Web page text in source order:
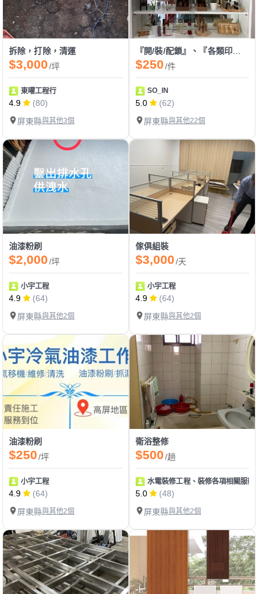
拆除，打除，清運
$3,000/坪
東曜工程行
4.9
(80)
屏東縣與其他3個
『開/裝/配鎖』、『各類印章製作』、『感應卡/遙控器拷貝』
$250/件
SO_IN
5.0
(62)
屏東縣與其他22個
油漆粉刷
$2,000/坪
小宇工程
4.9
(64)
屏東縣與其他2個
傢俱組裝
$3,000/天
小宇工程
4.9
(64)
屏東縣與其他2個
油漆粉刷
$250/坪
小宇工程
4.9
(64)
屏東縣與其他2個
衛浴整修
$500/趟
水電裝修工程、裝修各項相關服務
5.0
(48)
屏東縣與其他2個